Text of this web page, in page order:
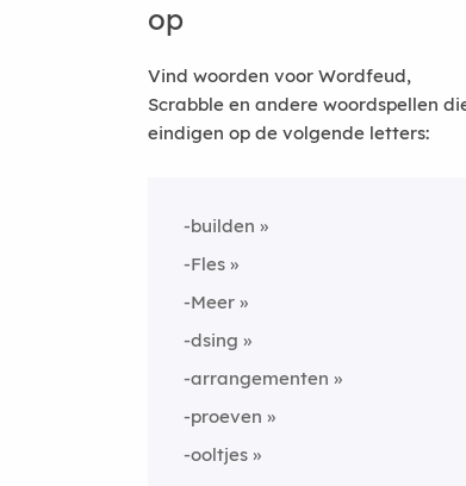
op
Vind woorden voor Wordfeud,
Scrabble en andere woordspellen
eindigen op de volgende letters:
-builden
-Fles
-Meer
-dsing
-arrangementen
-proeven
-ooltjes